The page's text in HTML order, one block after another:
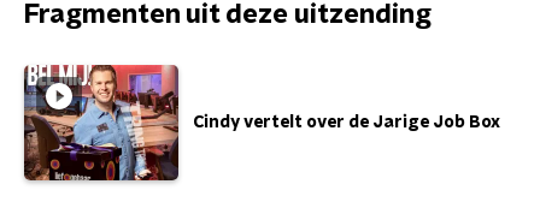
Fragmenten uit deze uitzending
Cindy vertelt over de Jarige Job Box